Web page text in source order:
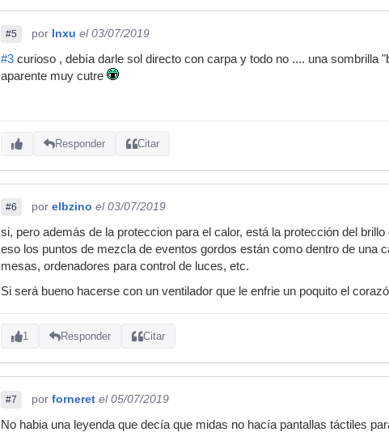
#5 por Inxu el 03/07/2019
#3 curioso , debía darle sol directo con carpa y todo no .... una sombrilla
aparente muy cutre
Responder Citar
#6 por elbzino el 03/07/2019
si, pero además de la proteccion para el calor, está la protección del
eso los puntos de mezcla de eventos gordos están como dentro de una
mesas, ordenadores para control de luces, etc.
Si será bueno hacerse con un ventilador que le enfrie un poquito el
1 Responder Citar
#7 por forneret el 05/07/2019
No habia una leyenda que decía que midas no hacía pantallas táctiles